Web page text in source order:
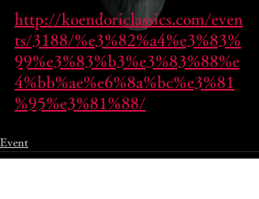
http://koendoriclassics.com/even
ts/3188/%e3%82%a4%e3%83%
99%e3%83%b3%e3%83%88%e
4%bb%ae%e6%8a%bc%e3%81
%95%e3%81%88/
Event